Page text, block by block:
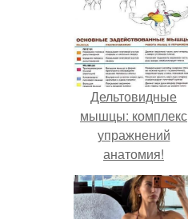
Дельтовидные
мышцы: комплекс
упражнений
анатомия!